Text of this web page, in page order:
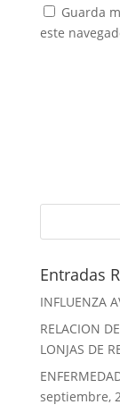
Guarda
este
Entradas
INFLUENZA
RELACION
LONJAS DE
septiembre,